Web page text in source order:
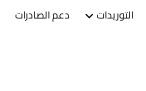
التوريدات دعم الصادرات